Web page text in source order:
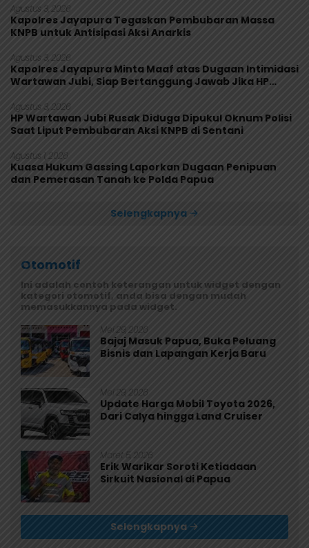
Agustus 3, 2026
Kapolres Jayapura Tegaskan Pembubaran Massa
KNPB untuk Antisipasi Aksi Anarkis
Agustus 3, 2026
Kapolres Jayapura Minta Maaf atas Dugaan Intimidasi
Wartawan Jubi, Siap Bertanggung Jawab Jika HP
Agustus 3, 2026
HP Wartawan Jubi Rusak Diduga Dipukul Oknum Polisi
Saat Liput Pembubaran Aksi KNPB di Sentani
Agustus 1, 2026
Kuasa Hukum Gassing Laporkan Dugaan Penipuan
dan Pemerasan Tanah ke Polda Papua
Selengkapnya
Otomotif
Ini adalah contoh keterangan untuk widget dengan
kategori otomotif, anda bisa dengan mudah
memasukkannya pada widget.
Mei 29, 2026
Bajaj Masuk Papua, Buka Peluang
Bisnis dan Lapangan Kerja Baru
Mei 29, 2026
Update Harga Mobil Toyota 2026,
Dari Calya hingga Land Cruiser
Maret 5, 2026
Erik Warikar Soroti Ketiadaan
Sirkuit Nasional di Papua
Selengkapnya